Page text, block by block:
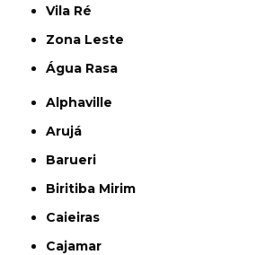
Vila Ré
Zona Leste
Água Rasa
Alphaville
Arujá
Barueri
Biritiba Mirim
Caieiras
Cajamar